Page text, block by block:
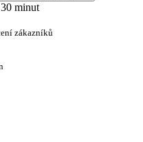
minut
zákazníků